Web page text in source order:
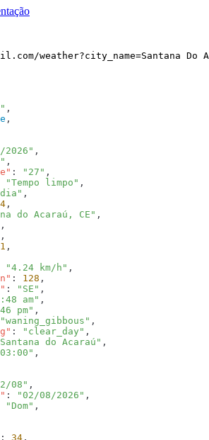
/weather?city_name=Santana Do
2026"
: "27"
"Tempo limpo"
do Acaraú, CE"
1
"4.24 km/h"
: 128
: "SE"
am"
pm"
"waning_gibbous"
: "clear_day"
do Acaraú"
08"
: "02/08/2026"
"Dom"
: 34